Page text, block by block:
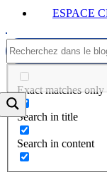
ESPACE
Exact matches only
Search in title
Search in content